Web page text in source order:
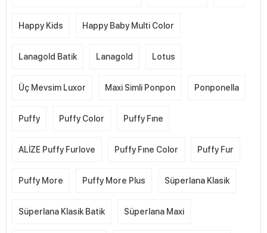
Happy Kids Happy Baby Multi Color
Lanagold Batik Lanagold Lotus
Üç Mevsim Luxor Maxi Simli Ponpon Ponponella
Puffy Puffy Color Puffy Fıne
ALİZE Puffy Furlove Puffy Fıne Color Puffy Fur
Puffy More Puffy More Plus Süperlana Klasik
Süperlana Klasik Batik Süperlana Maxi